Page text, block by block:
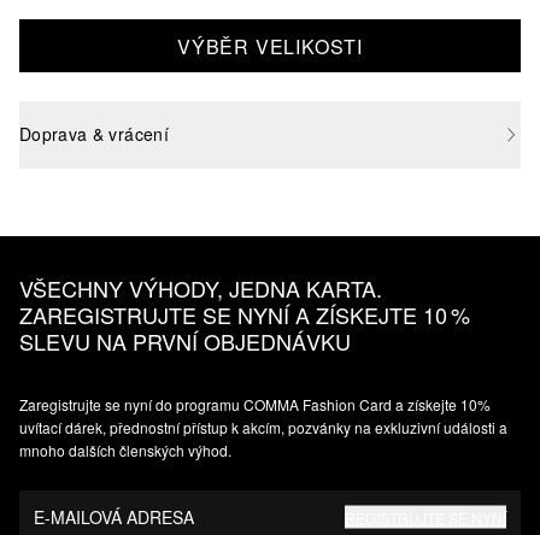
VÝBĚR VELIKOSTI
Doprava & vrácení
VŠECHNY VÝHODY, JEDNA KARTA.
ZAREGISTRUJTE SE NYNÍ A ZÍSKEJTE 10 %
SLEVU NA PRVNÍ OBJEDNÁVKU
Zaregistrujte se nyní do programu COMMA Fashion Card a získejte 10%
uvítací dárek, přednostní přístup k akcím, pozvánky na exkluzivní události a
mnoho dalších členských výhod.
E-MAILOVÁ ADRESA